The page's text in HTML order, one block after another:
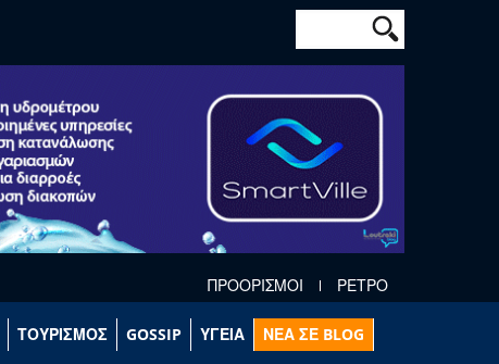
Φόρμα
Αναζήτηση
ΠΡΟΟΡΙΣΜΟΙ ΡΕΤΡΟ
ΤΟΥΡΙΣΜΟΣ GOSSIP ΥΓΕΙΑ ΝΕΑ ΣΕ BLOG